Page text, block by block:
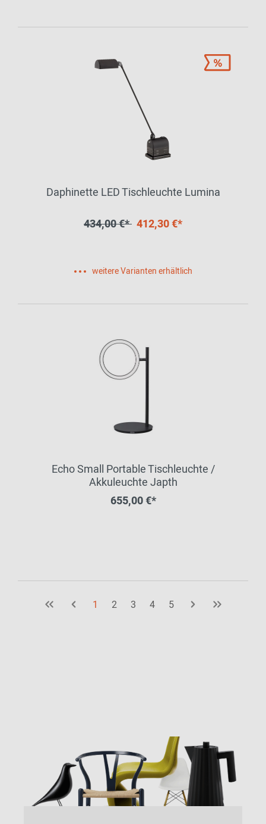
Daphinette LED Tischleuchte Lumina
434,00 €* 412,30 €*
weitere Varianten erhältlich
Echo Small Portable Tischleuchte /
Akkuleuchte Japth
655,00 €*
1 2 3 4 5